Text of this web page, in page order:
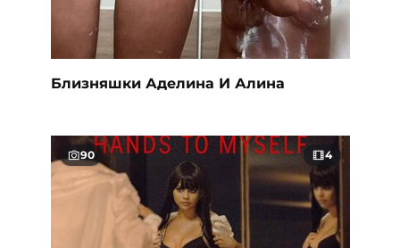
Близняшки Аделина И Алина
90 4